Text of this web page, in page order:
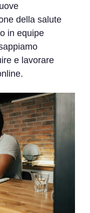
della salute
in equipe
e lavorare